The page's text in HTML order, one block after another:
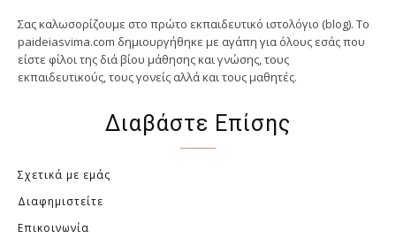
Σας καλωσορίζουμε στο πρώτο εκπαιδευτικό ιστολόγιο (blog). Tο
paideiasvima.com δημιουργήθηκε με αγάπη για όλους εσάς που
είστε φίλοι της διά βίου μάθησης και γνώσης, τους
εκπαιδευτικούς, τους γονείς αλλά και τους μαθητές.
Διαβάστε Επίσης
Σχετικά με εμάς
Διαφημιστείτε
Επικοινωνία